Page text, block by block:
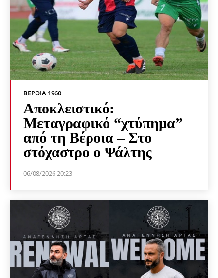
ΒΕΡΟΙΑ 1960
Αποκλειστικό:
Μεταγραφικό “χτύπημα”
από τη Βέροια – Στο
στόχαστρο ο Ψάλτης
06/08/2026 20:23